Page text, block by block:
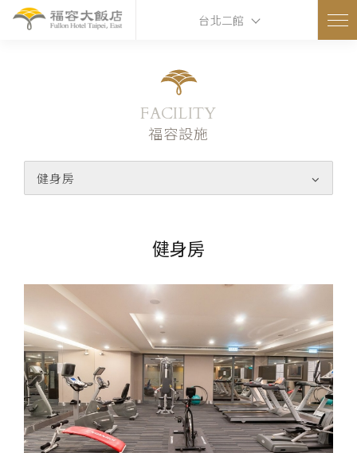
台北二館
FACILITY
福容設施
健身房
健身房